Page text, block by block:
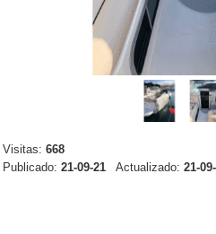
Visitas: 668
Publicado: 21-09-21 Actualizado: 21-